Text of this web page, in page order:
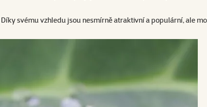
svému vzhledu jsou nesmírně atraktivní a populární, ale